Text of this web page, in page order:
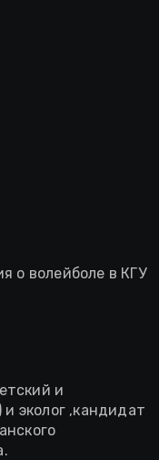
о волейболе в КГУ
и
и эколог ,кандидат